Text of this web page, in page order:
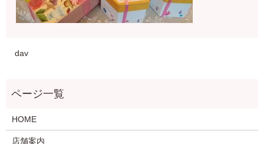
dav
HOME
店舗案内